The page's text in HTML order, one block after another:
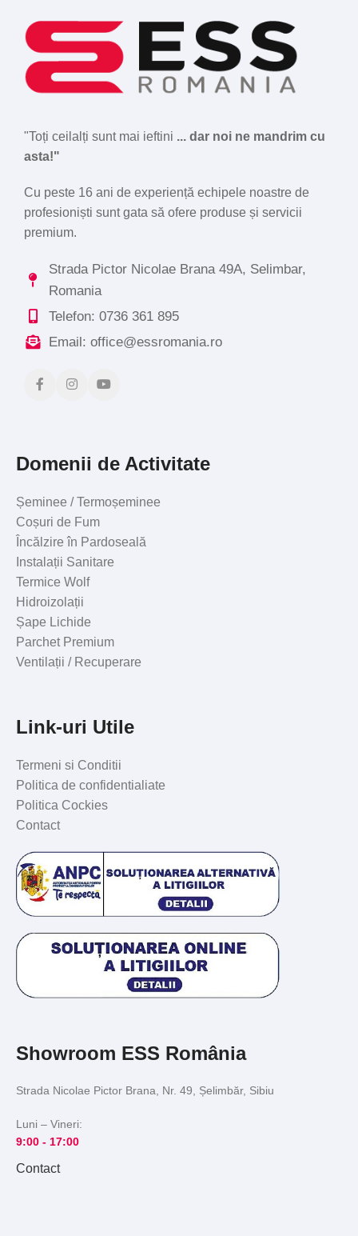
"Toți ceilalți sunt mai ieftini ... dar noi ne mandrim cu
asta!"
Cu peste 16 ani de experiență echipele noastre de
profesioniști sunt gata să ofere produse și servicii
premium.
Strada Pictor Nicolae Brana 49A, Selimbar,
Romania
Telefon: 0736 361 895
Email: office@essromania.ro
Domenii de Activitate
Șeminee / Termoșeminee
Coșuri de Fum
Încălzire în Pardoseală
Instalații Sanitare
Termice Wolf
Hidroizolații
Șape Lichide
Parchet Premium
Ventilații / Recuperare
Link-uri Utile
Termeni si Conditii
Politica de confidentialiate
Politica Cockies
Contact
Showroom ESS România
Strada Nicolae Pictor Brana, Nr. 49, Șelimbăr, Sibiu
Luni – Vineri:
9:00 - 17:00
Contact